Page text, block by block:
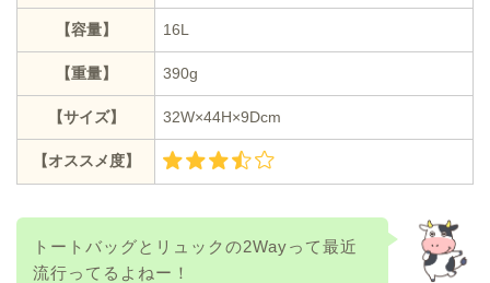
【容量】 16L
【重量】 390g
【サイズ】 32W×44H×9Dcm
【オススメ度】
トートバッグとリュックの2Wayって最近
流行ってるよねー！